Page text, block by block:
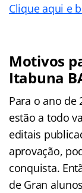
Clique aqui e
Motivos
Itabuna
Para o ano de
estão a todo
editais
aprovação,
conquista.
de Gran